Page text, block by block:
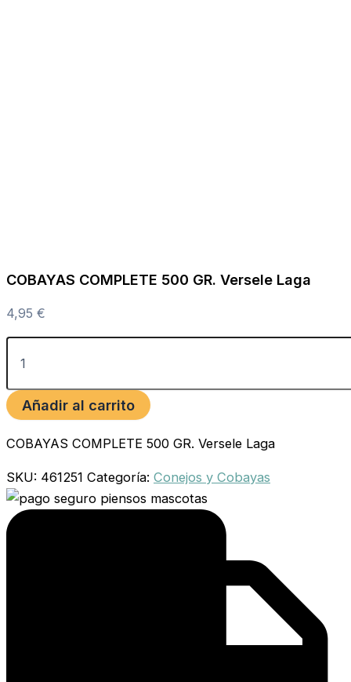
COBAYAS COMPLETE 500 GR. Versele Laga
4,95 €
Añadir al carrito
COBAYAS COMPLETE 500 GR. Versele Laga
SKU: 461251 Categoría: Conejos y Cobayas